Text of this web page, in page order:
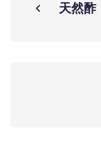
天然酢